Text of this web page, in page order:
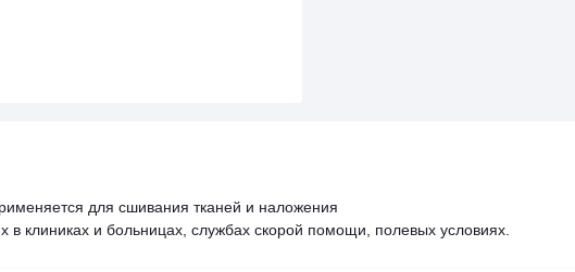
для сшивания тканей и наложения
в клиниках и больницах, службах скорой помощи, полевых условиях.